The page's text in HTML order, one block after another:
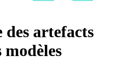
artefacts
modèles